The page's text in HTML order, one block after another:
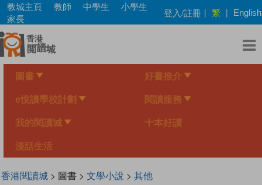
Skip
main
content
教城主頁 教師 中學生
小學生
家長
登入/註冊 | 繁 | English
圖書 好書推介
e悅讀學校計劃 閱讀服務
我的閱讀城 十本好讀
漫話生活
香港閱讀城> 圖書 > 文學小說 > 其他